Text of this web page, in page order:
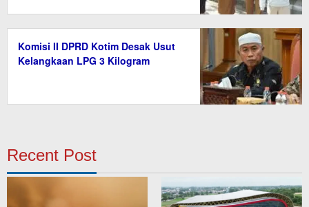
Komisi II DPRD Kotim Desak Usut
Kelangkaan LPG 3 Kilogram
Recent Post